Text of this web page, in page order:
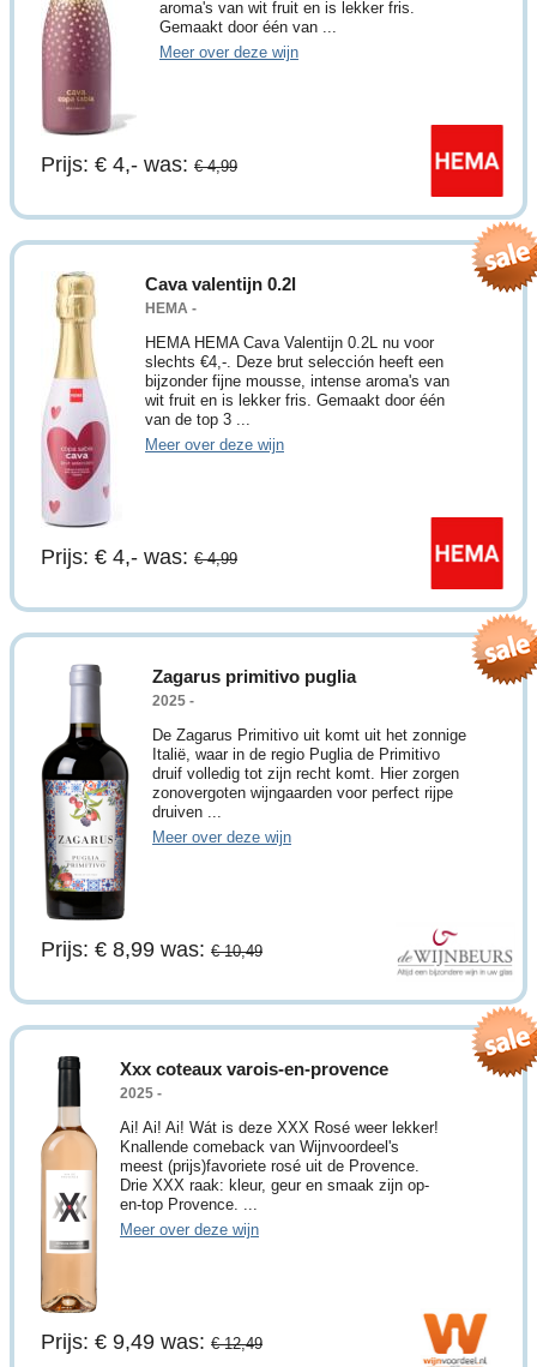
aroma's van wit fruit en is lekker fris.
Gemaakt door één van ...
Meer over deze wijn
Prijs: € 4,- was: € 4,99
Cava valentijn 0.2l
HEMA -
HEMA HEMA Cava Valentijn 0.2L nu voor
slechts €4,-. Deze brut selección heeft een
bijzonder fijne mousse, intense aroma's van
wit fruit en is lekker fris. Gemaakt door één
van de top 3 ...
Meer over deze wijn
Prijs: € 4,- was: € 4,99
Zagarus primitivo puglia
2025 -
De Zagarus Primitivo uit komt uit het zonnige
Italië, waar in de regio Puglia de Primitivo
druif volledig tot zijn recht komt. Hier zorgen
zonovergoten wijngaarden voor perfect rijpe
druiven ...
Meer over deze wijn
Prijs: € 8,99 was: € 10,49
Xxx coteaux varois-en-provence
2025 -
Ai! Ai! Ai! Wát is deze XXX Rosé weer lekker!
Knallende comeback van Wijnvoordeel's
meest (prijs)favoriete rosé uit de Provence.
Drie XXX raak: kleur, geur en smaak zijn op-
en-top Provence. ...
Meer over deze wijn
Prijs: € 9,49 was: € 12,49